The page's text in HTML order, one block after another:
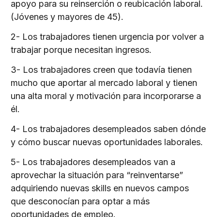
apoyo para su reinserción o reubicación laboral.
(Jóvenes y mayores de 45).
2- Los trabajadores tienen urgencia por volver a
trabajar porque necesitan ingresos.
3- Los trabajadores creen que todavía tienen
mucho que aportar al mercado laboral y tienen
una alta moral y motivación para incorporarse a
él.
4- Los trabajadores desempleados saben dónde
y cómo buscar nuevas oportunidades laborales.
5- Los trabajadores desempleados van a
aprovechar la situación para “reinventarse”
adquiriendo nuevas skills en nuevos campos
que desconocían para optar a más
oportunidades de empleo.